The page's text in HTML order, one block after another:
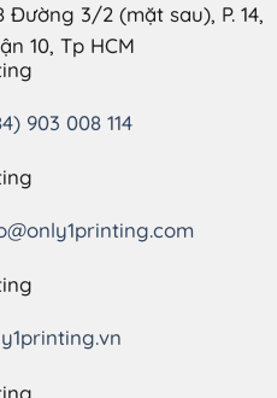
Đường 3/2 (mặt sau), P. 14,
10, Tp HCM
903 008 114